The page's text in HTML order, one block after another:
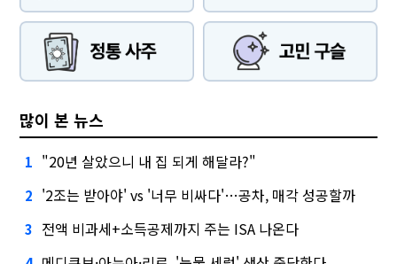
많이 본 뉴스
1 "20년 살았으니 내 집 되게 해달라?"
2 '2조는 받아야' vs '너무 비싸다'…공차, 매각 성공할까
3 전액 비과세+소득공제까지 주는 ISA 나온다